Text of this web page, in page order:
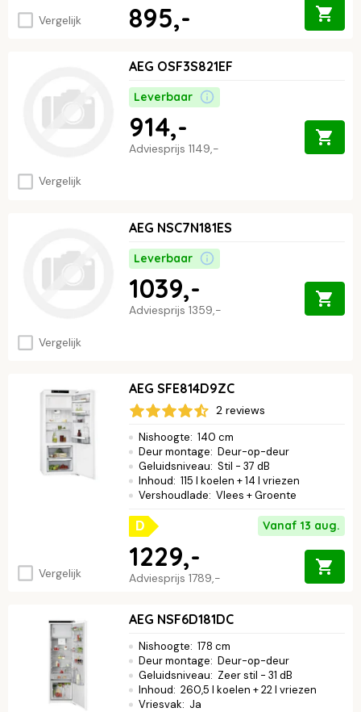
Vergelijk 895,-
Vergelijk
AEG OSF3S821EF
Leverbaar
Adviesprijs 1149,-
914,-
Vergelijk
AEG NSC7N181ES
Leverbaar
Adviesprijs 1359,-
1039,-
Vergelijk
AEG SFE814D9ZC
2 reviews
Nishoogte: 140 cm
Deur montage: Deur-op-deur
Geluidsniveau: Stil - 37 dB
Inhoud: 115 l koelen + 14 l vriezen
Vershoudlade: Vlees + Groente
D Vanaf 13 aug.
Adviesprijs 1789,-
1229,-
AEG NSF6D181DC
Nishoogte: 178 cm
Deur montage: Deur-op-deur
Geluidsniveau: Zeer stil - 31 dB
Inhoud: 260,5 l koelen + 22 l vriezen
Vriesvak: Ja